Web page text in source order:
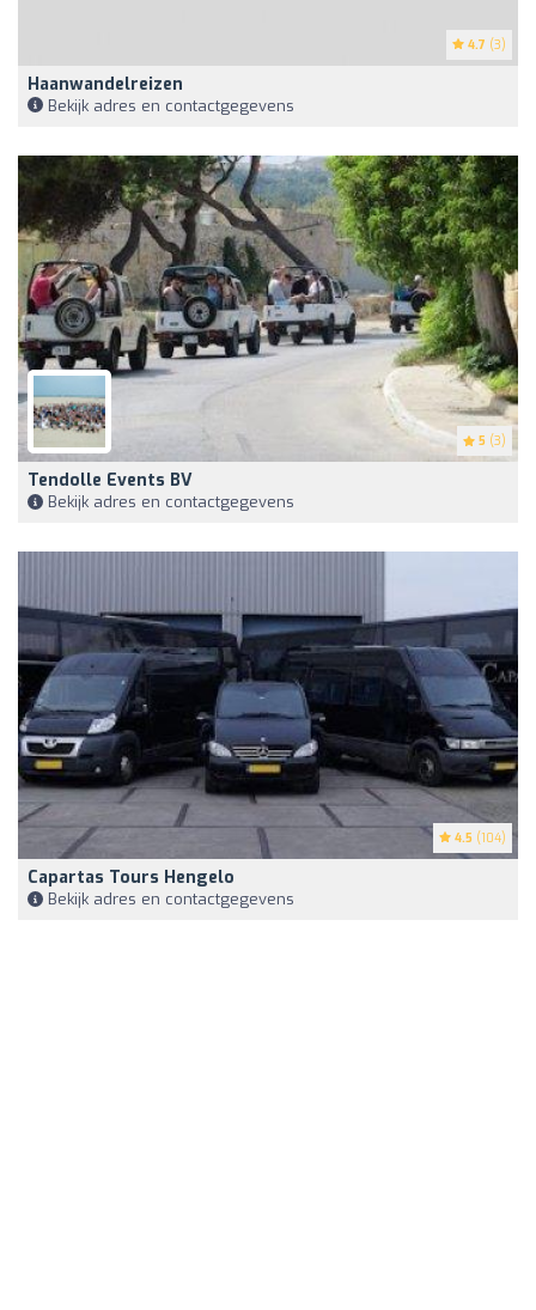
4.7 (3)
Haanwandelreizen
Bekijk adres en contactgegevens
5 (3)
Tendolle Events BV
Bekijk adres en contactgegevens
4.5 (104)
Capartas Tours Hengelo
Bekijk adres en contactgegevens